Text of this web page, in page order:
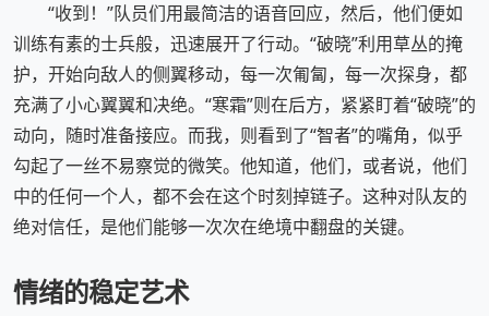
“收到！”队员们用最简洁的语音回应，然后，他们便如
训练有素的士兵般，迅速展开了行动。“破晓”利用草丛的掩
护，开始向敌人的侧翼移动，每一次匍匐，每一次探身，都
充满了小心翼翼和决绝。“寒霜”则在后方，紧紧盯着“破晓”的
动向，随时准备接应。而我，则看到了“智者”的嘴角，似乎
勾起了一丝不易察觉的微笑。他知道，他们，或者说，他们
中的任何一个人，都不会在这个时刻掉链子。这种对队友的
绝对信任，是他们能够一次次在绝境中翻盘的关键。
情绪的稳定艺术